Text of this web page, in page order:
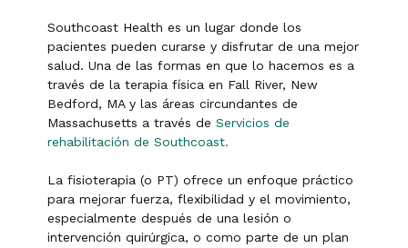
Southcoast Health es un lugar donde los
pacientes pueden curarse y disfrutar de una mejor
salud. Una de las formas en que lo hacemos es a
través de la terapia física en Fall River, New
Bedford, MA y las áreas circundantes de
Massachusetts a través de Servicios de
rehabilitación de Southcoast.
La fisioterapia (o PT) ofrece un enfoque práctico
para mejorar fuerza, flexibilidad y el movimiento,
especialmente después de una lesión o
intervención quirúrgica, o como parte de un plan